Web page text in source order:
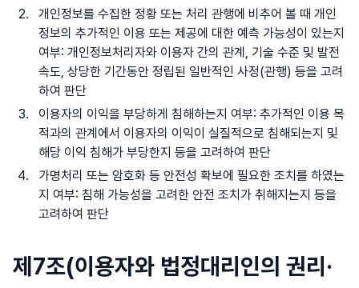
개인정보를 수집한 정황 또는 처리 관행에 비추어 볼 때 개인
정보의 추가적인 이용 또는 제공에 대한 예측 가능성이 있는지
여부: 개인정보처리자와 이용자 간의 관계, 기술 수준 및 발전
속도, 상당한 기간동안 정립된 일반적인 사정(관행) 등을 고려
하여 판단
이용자의 이익을 부당하게 침해하는지 여부: 추가적인 이용 목
적과의 관계에서 이용자의 이익이 실질적으로 침해되는지 및
해당 이익 침해가 부당한지 등을 고려하여 판단
가명처리 또는 암호화 등 안전성 확보에 필요한 조치를 하였는
지 여부: 침해 가능성을 고려한 안전 조치가 취해지는지 등을
고려하여 판단
제7조(이용자와 법정대리인의 권리·